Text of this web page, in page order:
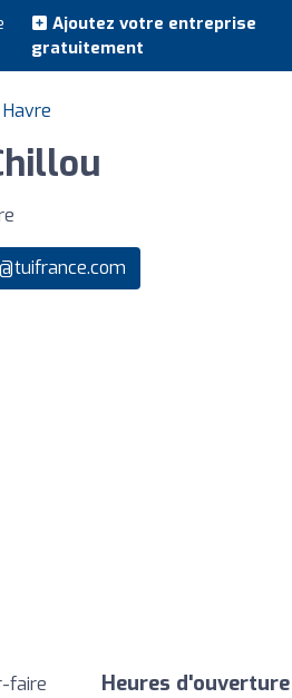
Ajoutez votre entreprise
gratuitement
faire
Heures d'ouverture